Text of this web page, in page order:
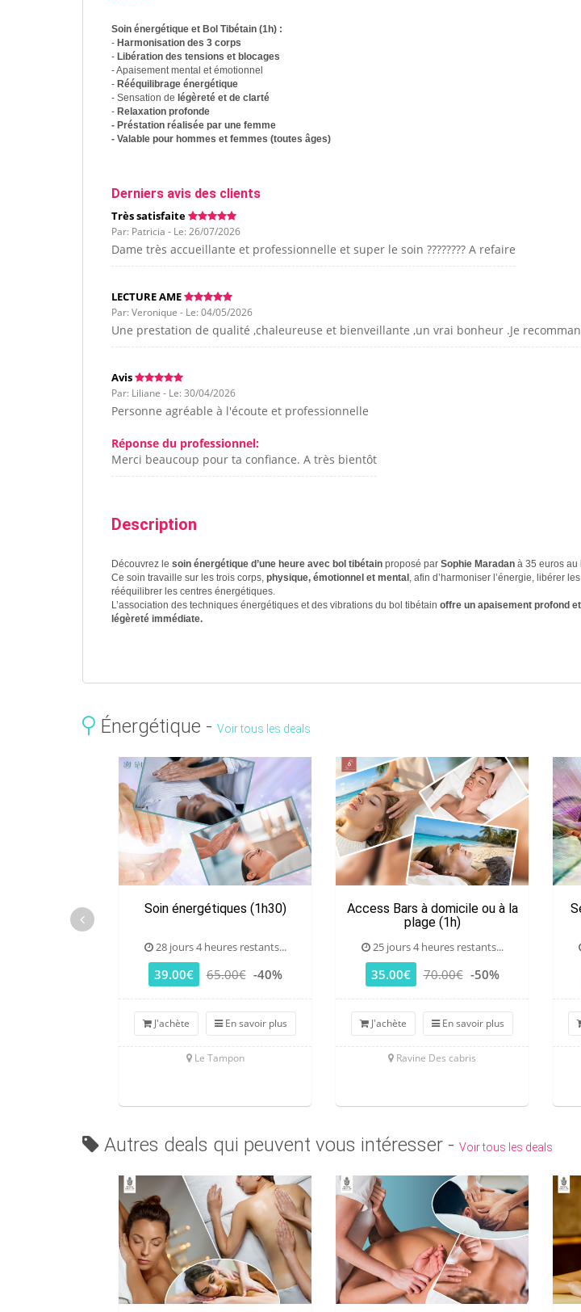
Soin énergétique et Bol Tibétain (1h) :
- Harmonisation des 3 corps
- Libération des tensions et blocages
- Apaisement mental et émotionnel
- Rééquilibrage énergétique
- Sensation de légèreté et de clarté
- Relaxation profonde
- Préstation réalisée par une femme
- Valable pour hommes et femmes (toutes âges)
Derniers avis des clients
Très satisfaite
Par: Patricia - Le: 26/07/2026
Dame très accueillante et professionnelle et super le soin ???????? A refaire
LECTURE AME
Par: Veronique - Le: 04/05/2026
Une prestation de qualité ,chaleureuse et bienveillante ,un vrai bonheur .Je
Avis
Par: Liliane - Le: 30/04/2026
Personne agréable à l'écoute et professionnelle
Réponse du professionnel:
Merci beaucoup pour ta confiance. A très bientôt
Description
Découvrez le soin énergétique d’une heure avec bol tibétain proposé par Sophie Maradan à 35 euros au
Ce soin travaille sur les trois corps, physique, émotionnel et mental , afin d’harmoniser l’énergie, libérer
rééquilibrer les centres énergétiques.
L’association des techniques énergétiques et des vibrations du bol tibétain offre un apaisement profond
légèreté immédiate.
Énergétique - Voir tous les deals
Soin énergétiques (1h30)
28 jours 4 heures restants...
39.00€ 65.00€ -40%
J'achète En savoir plus
Le Tampon
Access Bars à domicile ou à la
plage (1h)
25 jours 4 heures restants...
35.00€ 70.00€ -50%
J'achète En savoir plus
Ravine Des cabris
Autres deals qui peuvent vous intéresser - Voir tous les deals